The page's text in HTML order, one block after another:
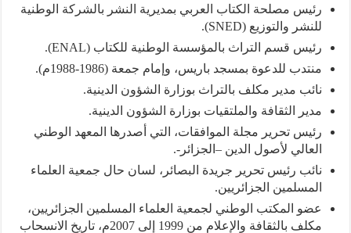
رئيس مصلحة الكتاب العربي بمديرية النشر بالشركة الوطنية
للنشر والتوزيع (SNED).
رئيس قسم التراث بالمؤسسة الوطنية للكتاب (ENAL).
منتدب للدعوة بمسجد باريس، وإمام جمعة (1986-1988م).
نائب مدير مكلف بالتراث بوزارة الشؤون الدينية.
مدير الثقافة والملتقيات بوزارة الشؤون الدينية.
رئيس تحرير مجلة الموافقات، التي أصدرها المعهد الوطني
العالي لأصول الدين –الجزائر-.
نائب رئيس تحرير جريدة البصائر، لسان حال جمعية العلماء
المسلمين الجزائريين.
عضو المكتب الوطني لجمعية العلماء المسلمين الجزائريين،
مكلف بالثقافة والإعلام من 1999 إلى 2007م، تاريخ الانسحاب